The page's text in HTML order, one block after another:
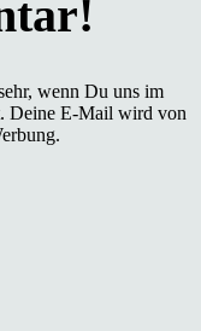
wenn Du uns im
Deine E-Mail wird von